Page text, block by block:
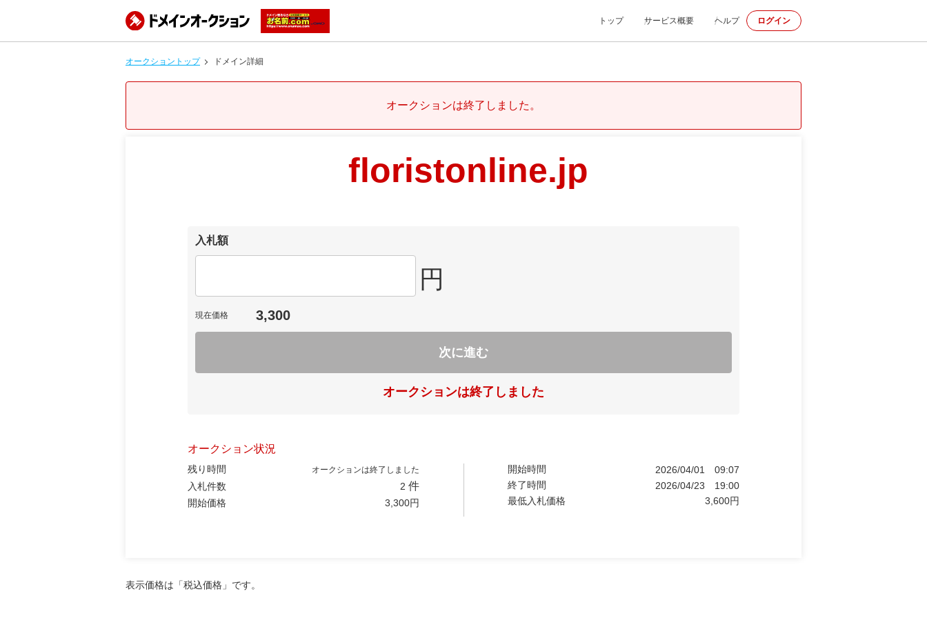
トップ サービス概要 ヘルプ ログイン
オークショントップ ドメイン詳細
オークションは終了しました。
floristonline.jp
入札額
円
現在価格 3,300
次に進む
オークションは終了しました
オークション状況
残り時間 オークションは終了しました
入札件数 2 件
開始価格 3,300円
開始時間 2026/04/01
09:07
終了時間
2026/04/23
19:00
最低入札価格
3,600円
表示価格は「税込価格」です。